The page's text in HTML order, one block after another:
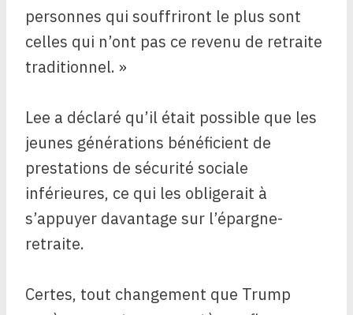
personnes qui souffriront le plus sont
celles qui n’ont pas ce revenu de retraite
traditionnel. »
Lee a déclaré qu’il était possible que les
jeunes générations bénéficient de
prestations de sécurité sociale
inférieures, ce qui les obligerait à
s’appuyer davantage sur l’épargne-
retraite.
Certes, tout changement que Trump